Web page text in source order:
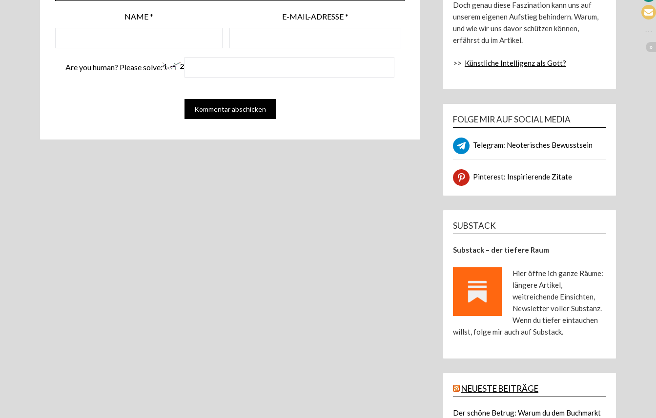
NAME* E-MAIL-ADRESSE*
Are you human? Please solve:
Doch genau diese Faszination kann uns auf
unserem eigenen Aufstieg behindern. Warum,
und wie wir uns davor schützen können,
erfährst du im Artikel.
>> Künstliche Intelligenz als Gott?
FOLGE MIR AUF SOCIAL MEDIA
Telegram: Neoterisches Bewusstsein
Pinterest: Inspirierende Zitate
SUBSTACK
Substack – der tiefere Raum
Hier öffne ich ganze Räume:
längere Artikel,
weitreichende Einsichten,
Newsletter voller Substanz.
Wenn du tiefer eintauchen
willst, folge mir auch auf Substack.
NEUESTE BEITRÄGE
Der schöne Betrug: Warum du dem Buchmarkt